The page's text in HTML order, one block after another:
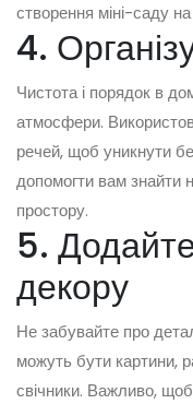
створення міні-саду на
4.
Чистота і порядок в
атмосфери.
речей, щоб уникнути
допомогти вам знайти
простору.
5.
декору
Не забувайте про
можуть бути картини,
свічники. Важливо,